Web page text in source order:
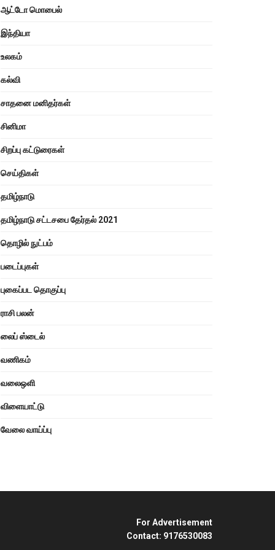
ஆட்டோ மொபைல்
இந்தியா
உலகம்
கல்வி
சாதனை மனிதர்கள்
சினிமா
சிறப்பு கட்டுரைகள்
செய்திகள்
தமிழ்நாடு
தமிழ்நாடு சட்டசபை தேர்தல் 2021
தொழில் நுட்பம்
படைப்புகள்
புகைப்பட தொகுப்பு
ராசி பலன்
லைப் ஸ்டைல்
வணிகம்
வலைஒளி
விளையாட்டு
வேலை வாய்ப்பு
For Advertisement
Contact: 9176530083